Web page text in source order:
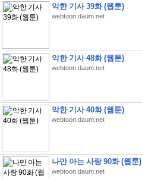
악한 기사 39화 (웹툰)
webtoon.daum.net
악한 기사 48화 (웹툰)
webtoon.daum.net
악한 기사 40화 (웹툰)
webtoon.daum.net
나만 아는 사랑 90화 (웹툰)
webtoon.daum.net